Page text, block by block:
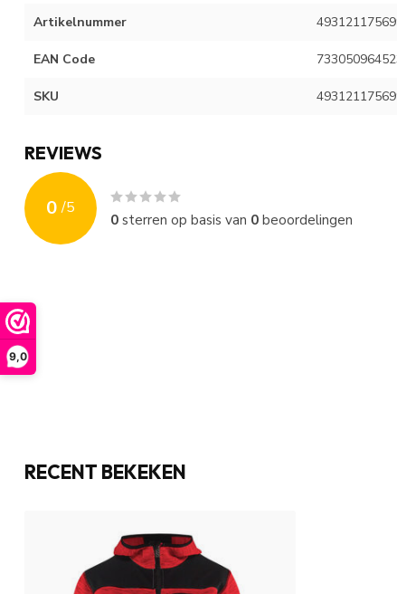
9,0
Artikelnummer
EAN Code
SKU
REVIEWS
0 /5
0sterren op basis van 0beoordelingen
RECENT BEKEKEN